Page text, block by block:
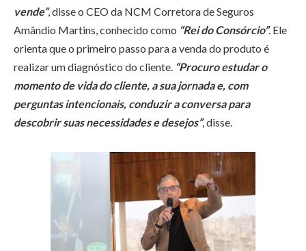
vende”, disse o CEO da NCM Corretora de Seguros
Amândio Martins, conhecido como “Rei do Consórcio”. Ele
orienta que o primeiro passo para a venda do produto é
realizar um diagnóstico do cliente. “Procuro estudar o
momento de vida do cliente, a sua jornada e, com
perguntas intencionais, conduzir a conversa para
descobrir suas necessidades e desejos”, disse.